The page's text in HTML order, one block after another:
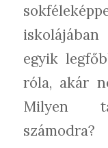
egyik
róla, akár
Milyen